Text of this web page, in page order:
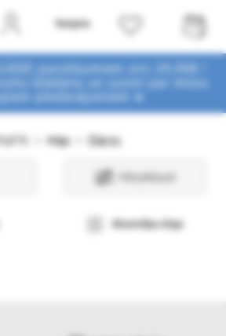
pasūtījumiem virs 29,90€ !
biļetenu un uzzini par mūsu
Māja Dārzs
Filtri/Atlasīt
Atsevišķa sleja